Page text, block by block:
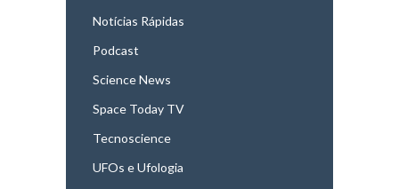
Notícias Rápidas
Podcast
Science News
Space Today TV
Tecnoscience
UFOs e Ufologia